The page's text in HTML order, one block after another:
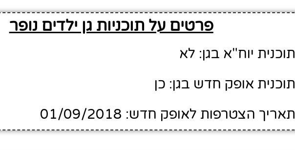
פרטים על תוכניות גן ילדים נופר
תוכנית יוח"א בגן: לא
תוכנית אופק חדש בגן: כן
תאריך הצטרפות לאופק חדש: 01/09/2018